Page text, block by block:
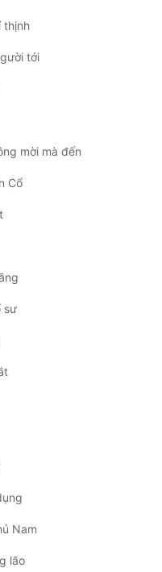
thịnh
tới
mời mà đến
Cổ
sư
Nam
lão